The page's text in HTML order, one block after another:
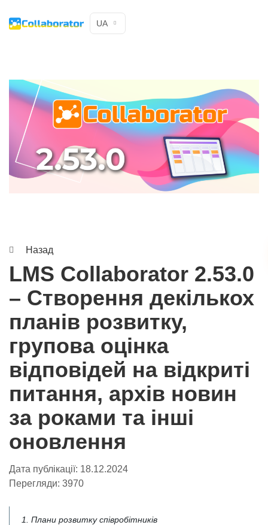
UA
Назад
LMS Collaborator 2.53.0
– Створення декількох
планів розвитку,
групова оцінка
відповідей на відкриті
питання, архів новин
за роками та інші
оновлення
Дата публікації: 18.12.2024
Перегляди: 3970
1. Плани розвитку співробітників